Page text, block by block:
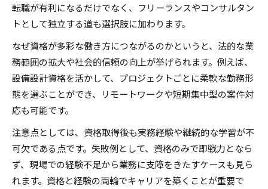
転職が有利になるだけでなく、フリーランスやコンサルタン
トとして独立する道も選択肢に加わります。
なぜ資格が多彩な働き方につながるのかというと、法的な業
務範囲の拡大や社会的信頼の向上が挙げられます。例えば、
設備設計資格を活かして、プロジェクトごとに柔軟な勤務形
態を選ぶことができ、リモートワークや短期集中型の案件対
応も可能です。
注意点としては、資格取得後も実務経験や継続的な学習が不
可欠である点です。失敗例として、資格のみで即戦力となら
ず、現場での経験不足から業務に支障をきたすケースも見ら
れます。資格と経験の両輪でキャリアを築くことが重要で